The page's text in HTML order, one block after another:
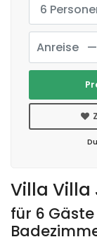
Villa Villa
für 6
6